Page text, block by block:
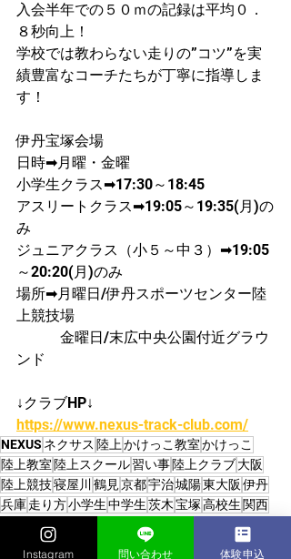
入会半年での５０ｍの記録は平均０．
８秒向上！
学校では教わらない走りの”コツ”を実
績豊富なコーチたちが丁寧に指導しま
す！
伊丹宝塚会場
日時➡月曜・金曜
​小学生クラス➡17:30～18:45
アスリートクラス➡19:05～19:35(月)の
み
ジュニアクラス（小５～中３）➡19:05
～20:20(月)のみ
場所➡月曜日/伊丹スポーツセンター陸
上競技場
金曜日/末広中央公園付近グラウ
ンド
↓クラブHP↓
https://www.nexus-track-club.com/
NEXUS ネクサス 陸上かけっこ教室かけっこ
陸上教室 陸上スクール習い事陸上クラブ大阪
陸上競技寝屋川 鶴見京都宇治城陽東大阪 伊丹
兵庫走り方小学生中学生茨木宝塚高校生 関西
スポーツ教室
陸上クラブチーム
走り方教室
かけっこクラブ/陸上クラブ
Instagram 問い合わせ 体験申込